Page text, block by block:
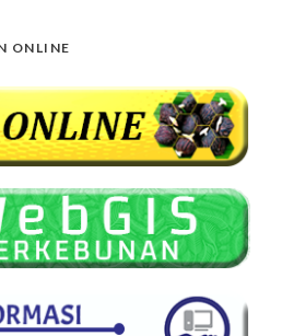
ONLINE